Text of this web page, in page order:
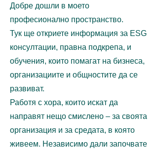
Добре дошли в моето
професионално пространство.
Тук ще откриете информация за ESG
консултации, правна подкрепа, и
обучения, които помагат на бизнеса,
организациите и общностите да се
развиват.
Работя с хора, които искат да
направят нещо смислено – за своята
организация и за средата, в която
живеем. Независимо дали започвате